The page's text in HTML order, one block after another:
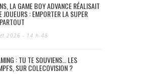
LA GAME BOY ADVANCE RÉALISAIT
JOUEURS : EMPORTER LA SUPER
2026 - 14 h 48
: TU TE SOUVIENS… LES
SUR COLECOVISION ?